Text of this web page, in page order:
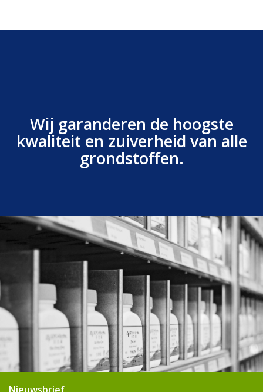
Wij garanderen de hoogste
kwaliteit en zuiverheid van alle
grondstoffen.